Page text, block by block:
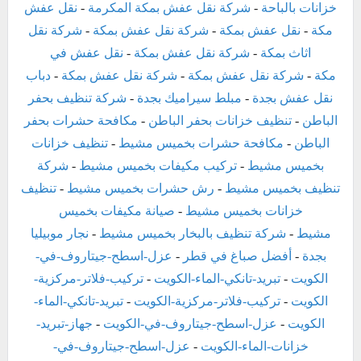
خزانات بالباحة - شركة نقل عفش بمكة المكرمة - نقل عفش
مكة - نقل عفش بمكة - شركة نقل عفش بمكة - شركة نقل
اثاث بمكة - شركة نقل عفش بمكة - نقل عفش في
مكة - شركة نقل عفش بمكة - شركة نقل عفش بمكة -دباب
نقل عفش بجدة - مبلط سيراميك بجدة - شركة تنظيف بحفر
الباطن -تنظيف خزانات بحفر الباطن - مكافحة حشرات بحفر
الباطن - مكافحة حشرات بخميس مشيط - تنظيف خزانات
بخميس مشيط - تركيب مكيفات بخميس مشيط - شركة
تنظيف بخميس مشيط - رش حشرات بخميس مشيط - تنظيف
خزانات بخميس مشيط - صيانة مكيفات بخميس
مشيط - شركة تنظيف بالبخار بخميس مشيط - نجار موبيليا
بجدة - أفضل صباغ في قطر - عزل-اسطح-جيتاروف-في-
الكويت -تبريد-تانكي-الماء-الكويت -تركيب-فلاتر-مركزية-
الكويت -تركيب-فلاتر-مركزية-الكويت -تبريد-تانكي-الماء-
الكويت - عزل-اسطح-جيتاروف-في-الكويت - جهاز-تبريد-
خزانات-الماء-الكويت - عزل-اسطح-جيتاروف-في-